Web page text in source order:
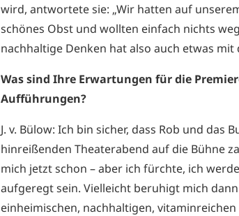
wird, antwortete sie: „Wir hatten auf
schönes Obst und wollten einfach nichts
nachhaltige Denken hat also auch etwas
Was sind Ihre Erwartungen für die
Aufführungen?
J. v. Bülow: Ich bin sicher, dass Rob und das
hinreißenden Theaterabend auf die Bühne
mich jetzt schon – aber ich fürchte, ich
aufgeregt sein. Vielleicht beruhigt mich
einheimischen, nachhaltigen, vitaminreichen